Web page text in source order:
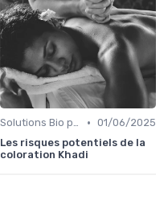
Solutions Bio pour Problèmes de Peau • 01/06/2025
Les risques potentiels de la
coloration Khadi